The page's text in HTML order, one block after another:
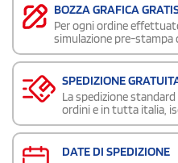
BOZZA GRAFICA
Per ogni ordine
simulazione pre-stampa
SPEDIZIONE
La spedizione
ordini e in tutta italia,
DATE DI SPEDIZIONE